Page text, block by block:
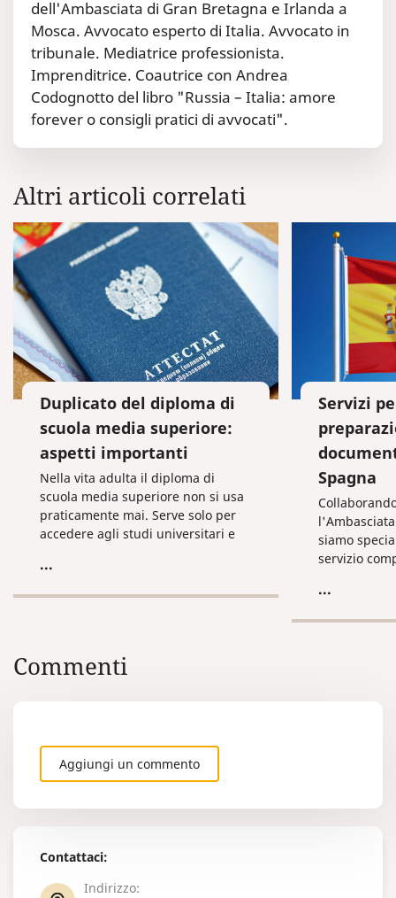
Contattaci:
Indirizzo:
dell'Ambasciata di Gran Bretagna e Irlanda a
Mosca. Avvocato esperto di Italia. Avvocato in
tribunale. Mediatrice professionista.
Imprenditrice. Coautrice con Andrea
Codognotto del libro "Russia – Italia: amore
forever o consigli pratici di avvocati".
Altri articoli correlati
Duplicato del diploma di
scuola media superiore:
aspetti importanti
Nella vita adulta il diploma di
scuola media superiore non si usa
praticamente mai. Serve solo per
accedere agli studi universitari e
lavoro. Per il resto del tempo resta
durante un trasloco, oppure ci si è
...
Servizi
Spagna
siamo
servizio
qualsiasi
...
Commenti
Aggiungi un commento